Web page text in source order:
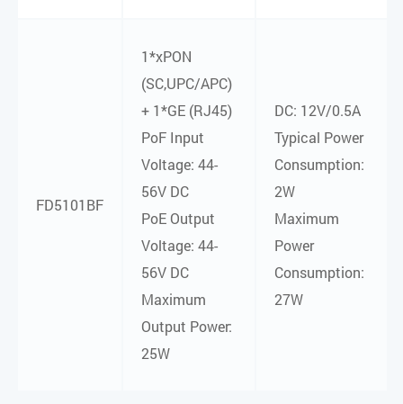
FD5101BF
1*xPON
(SC,UPC/APC)
+ 1*GE (RJ45)
PoF Input
Voltage: 44-
56V DC
PoE Output
Voltage: 44-
56V DC
Maximum
Output Power:
25W
DC: 12V/0.5A
Typical Power
Consumption:
2W
Maximum
Power
Consumption:
27W